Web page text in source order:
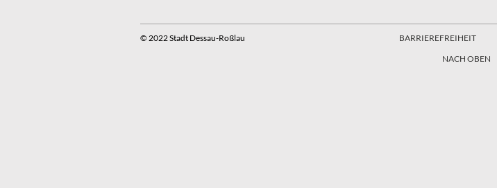
© 2022 Stadt Dessau-Roßlau BARRIEREFREIHEIT
NACH OBEN